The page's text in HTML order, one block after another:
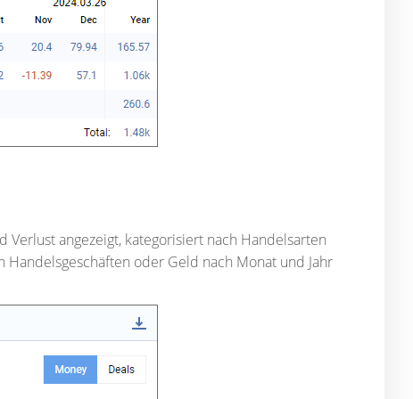
angezeigt, kategorisiert nach Handelsarten
oder Geld nach Monat und Jahr